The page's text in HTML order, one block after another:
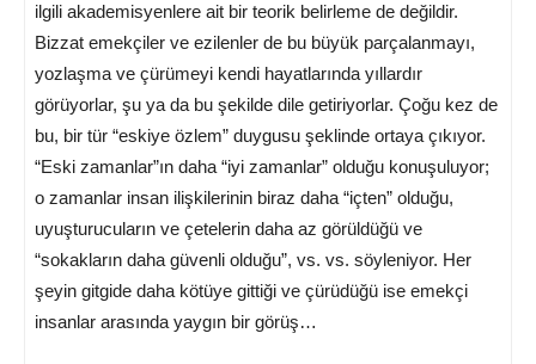
ilgili akademisyenlere ait bir teorik belirleme de değildir.
Bizzat emekçiler ve ezilenler de bu büyük parçalanmayı,
yozlaşma ve çürümeyi kendi hayatlarında yıllardır
görüyorlar, şu ya da bu şekilde dile getiriyorlar. Çoğu kez de
bu, bir tür “eskiye özlem” duygusu şeklinde ortaya çıkıyor.
“Eski zamanlar”ın daha “iyi zamanlar” olduğu konuşuluyor;
o zamanlar insan ilişkilerinin biraz daha “içten” olduğu,
uyuşturucuların ve çetelerin daha az görüldüğü ve
“sokakların daha güvenli olduğu”, vs. vs. söyleniyor. Her
şeyin gitgide daha kötüye gittiği ve çürüdüğü ise emekçi
insanlar arasında yaygın bir görüş…